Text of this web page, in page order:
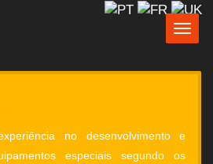
no desenvolvimento e
especiais segundo os